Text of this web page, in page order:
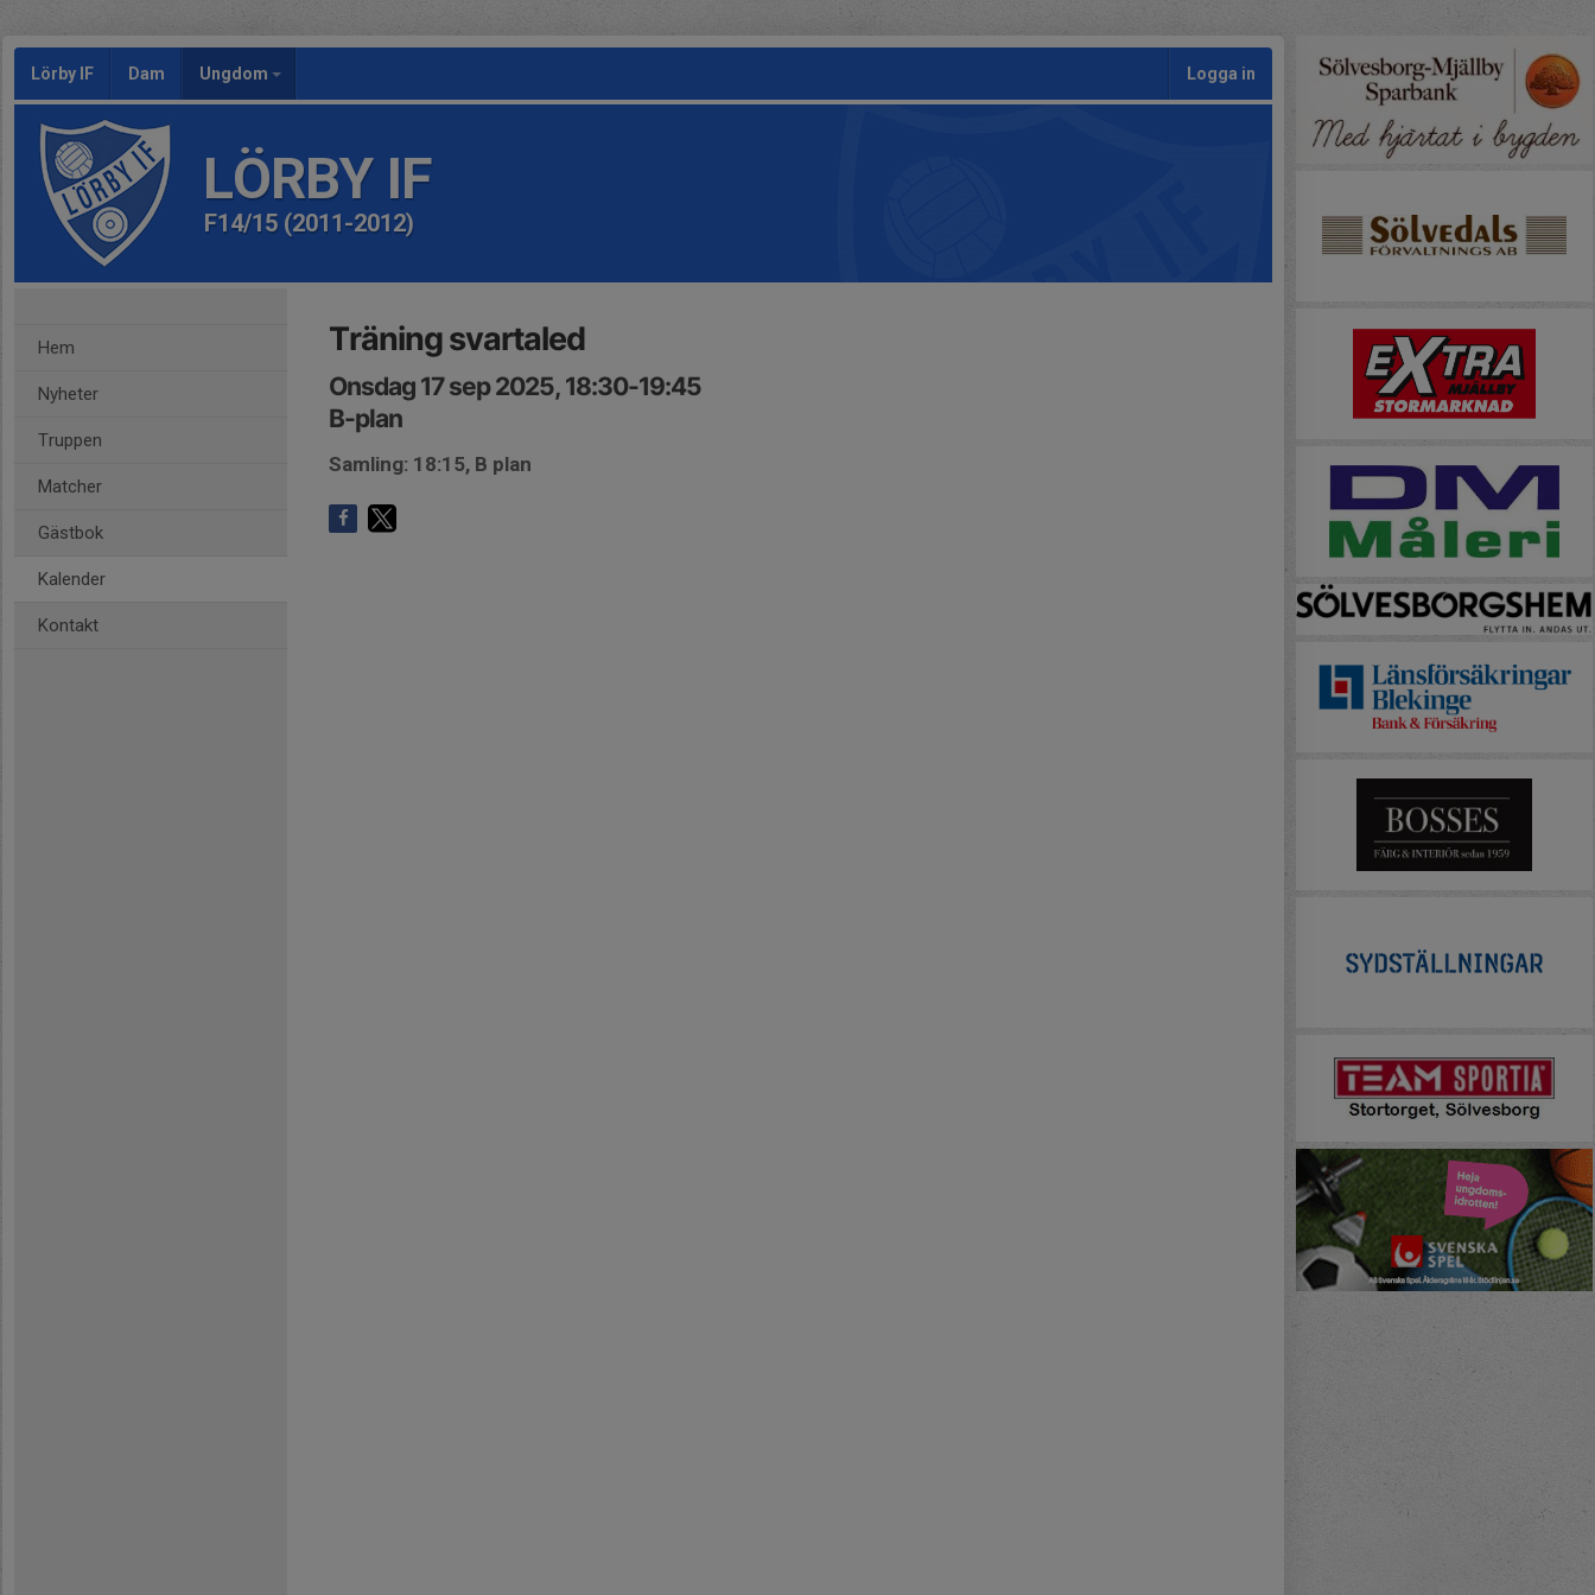
Lörby IF Dam Ungdom Logga in
LÖRBY IF
F14/15 (2011-2012)
Hem
Nyheter
Truppen
Matcher
Gästbok
Kalender
Kontakt
Träning svartaled
Onsdag 17 sep 2025, 18:30-19:45
B-plan
Samling: 18:15, B plan